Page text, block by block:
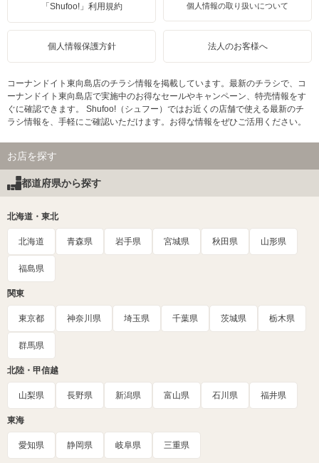
「Shufoo!」利用規約 個人情報の取り扱いについて
個人情報保護方針 法人のお客様へ
コーナンドイト東向島店のチラシ情報を掲載しています。最新のチラシで、コ
ーナンドイト東向島店で実施中のお得なセールやキャンペーン、特売情報をす
ぐに確認できます。 Shufoo!（シュフー）ではお近くの店舗で使える最新のチ
ラシ情報を、手軽にご確認いただけます。お得な情報をぜひご活用ください。
お店を探す
都道府県から探す
北海道・東北
北海道 青森県 岩手県 宮城県 秋田県 山形県
福島県
関東
東京都 神奈川県 埼玉県 千葉県 茨城県 栃木県
群馬県
北陸・甲信越
山梨県 長野県 新潟県 富山県 石川県 福井県
東海
愛知県 静岡県 岐阜県 三重県